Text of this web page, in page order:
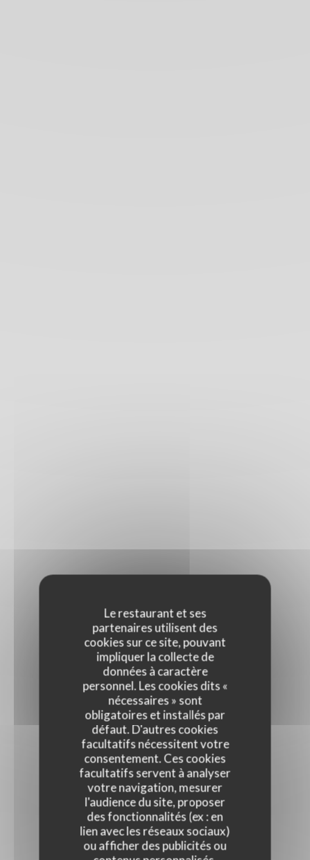
Le restaurant et ses
partenaires utilisent des
cookies sur ce site, pouvant
impliquer la collecte de
données à caractère
personnel. Les cookies dits «
nécessaires » sont
obligatoires et installés par
défaut. D'autres cookies
facultatifs nécessitent votre
consentement. Ces cookies
facultatifs servent à analyser
votre navigation, mesurer
l'audience du site, proposer
des fonctionnalités (ex : en
lien avec les réseaux sociaux)
ou afficher des publicités ou